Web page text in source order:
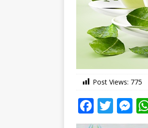
Post Views: 775
F
a
T
w
M
e